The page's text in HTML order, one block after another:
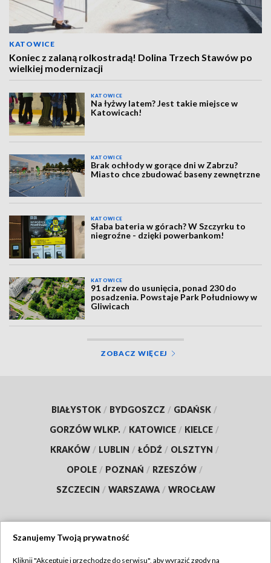
KATOWICE
Koniec z zalaną rolkostradą! Dolina Trzech Stawów po
wielkiej modernizacji
KATOWICE
Na łyżwy latem? Jest takie miejsce w
Katowicach!
KATOWICE
Brak ochłody w gorące dni w Zabrzu?
Miasto chce zbudować baseny zewnętrzne
KATOWICE
Słaba bateria w górach? W Szczyrku to
niegroźne - dzięki powerbankom!
KATOWICE
91 drzew do usunięcia, ponad 230 do
posadzenia. Powstaje Park Południowy w
Gliwicach
ZOBACZ WIĘCEJ
BIAŁYSTOK / BYDGOSZCZ / GDAŃSK /
GORZÓW WLKP. / KATOWICE / KIELCE /
KRAKÓW / LUBLIN / ŁÓDŹ / OLSZTYN /
OPOLE / POZNAŃ / RZESZÓW /
SZCZECIN / WARSZAWA / WROCŁAW
Szanujemy Twoją prywatność
Kliknij "Akceptuję i przechodzę do serwisu", aby wyrazić zgody na